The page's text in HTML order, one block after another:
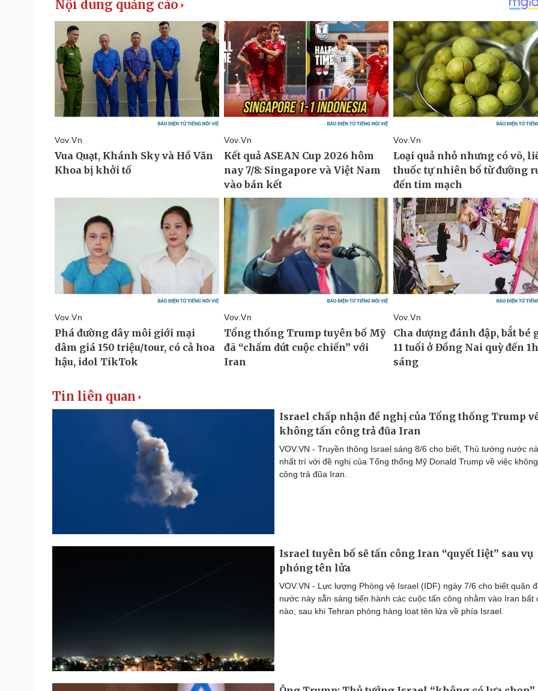
Tin liên quan
Israel chấp nhận đề nghị của Tổng thống Trump
không tấn công trả đũa Iran
VOV.VN - Truyền thông Israel sáng 8/6 cho biết, Thủ tướng nước
nhất trí với đề nghị của Tổng thống Mỹ Donald Trump về việc
công trả đũa Iran.
Israel tuyên bố sẽ tấn công Iran “quyết liệt” sau vụ
phóng tên lửa
VOV.VN - Lực lượng Phòng vệ Israel (IDF) ngày 7/6 cho biết quân
nước này sẵn sàng tiến hành các cuộc tấn công nhằm vào Iran bất
nào, sau khi Tehran phóng hàng loạt tên lửa về phía Israel.